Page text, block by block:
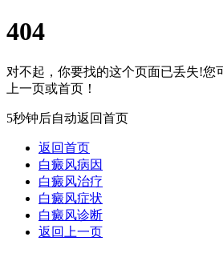
404
对不起，你要找的这个页面已丢失!您
上一页或首页！
5秒钟后自动返回首页
返回首页
白癜风病因
白癜风治疗
白癜风症状
白癜风诊断
返回上一页